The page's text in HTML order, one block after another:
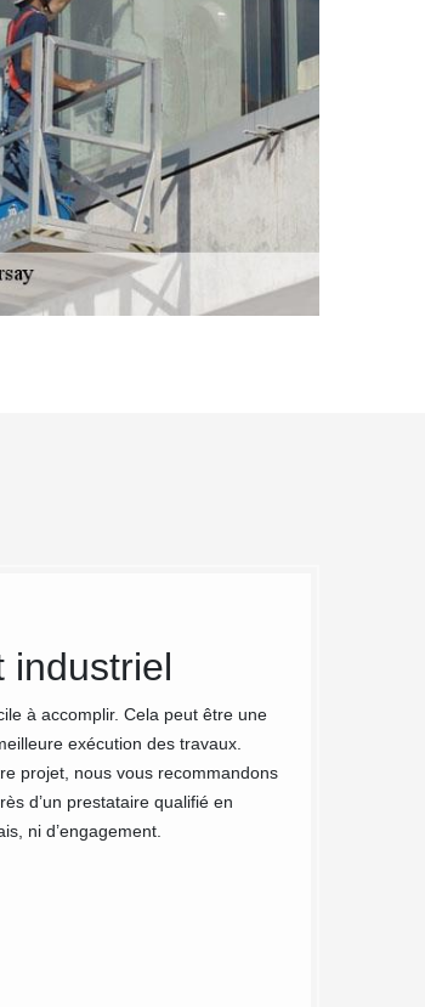
industriel
à accomplir. Cela peut être une
exécution des travaux.
projet, nous vous recommandons
d’un prestataire qualifié en
ni d’engagement.